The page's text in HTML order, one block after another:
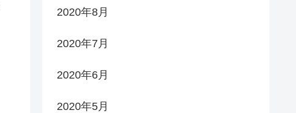
2020年8月
2020年7月
2020年6月
2020年5月